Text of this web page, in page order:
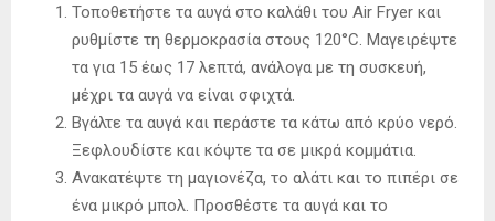
Τοποθετήστε τα αυγά στο καλάθι του Air Fryer και
ρυθμίστε τη θερμοκρασία στους 120°C. Μαγειρέψτε
τα για 15 έως 17 λεπτά, ανάλογα με τη συσκευή,
μέχρι τα αυγά να είναι σφιχτά.
Βγάλτε τα αυγά και περάστε τα κάτω από κρύο νερό.
Ξεφλουδίστε και κόψτε τα σε μικρά κομμάτια.
Ανακατέψτε τη μαγιονέζα, το αλάτι και το πιπέρι σε
ένα μικρό μπολ. Προσθέστε τα αυγά και το